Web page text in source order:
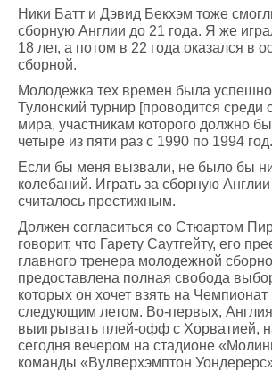
Ники Батт и Дэвид Бекхэм тоже
сборную Англии до 21 года. Я же
18 лет, а потом в 22 года оказался в
сборной.
Молодежка тех времен была
Тулонский турнир [проводится среди
мира, участникам которого должно
четыре из пяти раз с 1990 по 1994 год.
Если бы меня вызвали, не было бы
колебаний. Играть за сборную
считалось престижным.
Должен согласиться со Стюартом
говорит, что Гарету Саутгейту, его
главного тренера молодежной
предоставлена полная свобода
которых он хочет взять на
следующим летом. Во-первых,
выигрывать плей-офф с Хорватией,
сегодня вечером на стадионе
команды «Вулверхэмптон